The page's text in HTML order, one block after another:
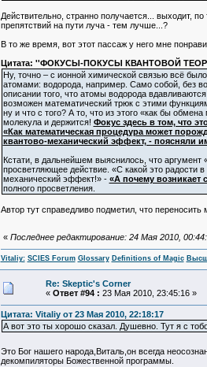
Действительно, странно получается... выходит,
препятствий на пути луча - тем лучше...?
В то же время, вот этот пассаж у него мне
Цитата: ''ФОКУСЫ-ПОКУСЫ КВАНТОВОЙ
Ну, точно – с ионной химической связью всё
атомами: водорода, например. Само собой, без
описании того, что атомы водорода
возможен математический трюк с этими
ну и что с того? А то, что из этого «как бы
молекула и держится! Фокус здесь в том, что
«Как математическая процедура может
квантово-механический эффект, - поясняли
Кстати, в дальнейшем выяснилось, что
просветляющее действие. «С какой это радости
механический эффект!» - «А почему возникает
полного просветления.
Автор тут справедливо подметил, что
« Последнее редактирование: 24 Мая 2010,
Vitaliy: SCIES Forum Glossary Definitions of Magic
Re: Skeptic's Corner
« Ответ #94 : 23 Мая 2010, 23:45:16 »
Цитата: Vitaliy от 23 Мая 2010, 22:18:17
А вот это ты хорошо сказал. Душевно. Тут я с
Это Бог нашего народа,Виталь,он всегда
декомпиляторы Божественной программы.